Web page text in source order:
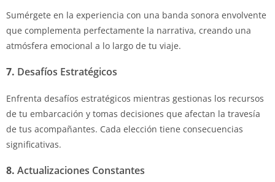
Sumérgete en la experiencia con una banda sonora envolvente
que complementa perfectamente la narrativa, creando una
atmósfera emocional a lo largo de tu viaje.
7. Desafíos Estratégicos
Enfrenta desafíos estratégicos mientras gestionas los recursos
de tu embarcación y tomas decisiones que afectan la travesía
de tus acompañantes. Cada elección tiene consecuencias
significativas.
8. Actualizaciones Constantes